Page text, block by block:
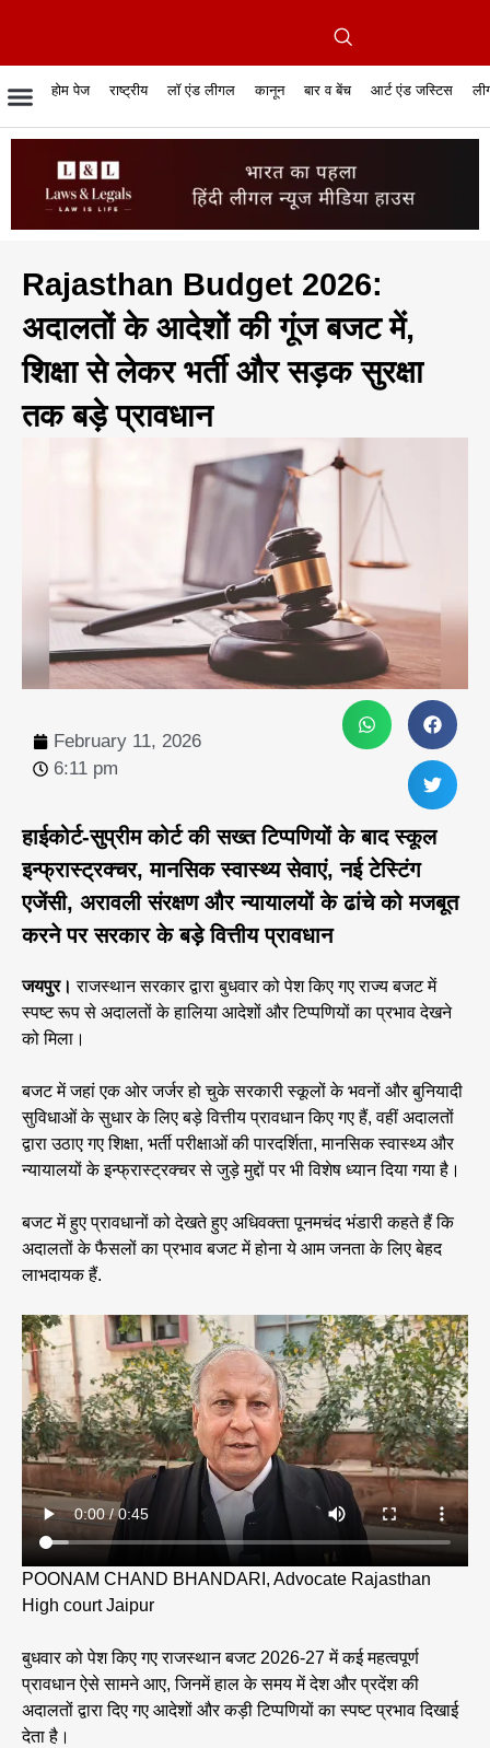
होम पेज राष्ट्रीय
रिपोर्टेबल जजमेंट सुप्रीम कोर्ट हाईकोर्ट
लॉ एंड लीगल
रिसर्च एनालाईसिस एंड लॉ केस स्टेटस
कानून
व्यापार में कानून फिल्में और कानून
बार व बेंच
बार एसोसिएशन बार
आर्ट एंड जस्टिस
जस्टिस एंड जस्टिस
Rajasthan Budget 2026:
अदालतों के आदेशों की गूंज बजट में,
शिक्षा से लेकर भर्ती और सड़क सुरक्षा
तक बड़े प्रावधान
February 11, 2026
6:11 pm
हाईकोर्ट-सुप्रीम कोर्ट की सख्त टिप्पणियों के बाद स्कूल
इन्फ्रास्ट्रक्चर, मानसिक स्वास्थ्य सेवाएं, नई टेस्टिंग
एजेंसी, अरावली संरक्षण और न्यायालयों के ढांचे को मजबूत
करने पर सरकार के बड़े वित्तीय प्रावधान
जयपुर।राजस्थान सरकार द्वारा बुधवार को पेश किए गए राज्य बजट में
स्पष्ट रूप से अदालतों के हालिया आदेशों और टिप्पणियों का प्रभाव देखने
को मिला।
बजट में जहां एक ओर जर्जर हो चुके सरकारी स्कूलों के भवनों और बुनियादी
सुविधाओं के सुधार के लिए बड़े वित्तीय प्रावधान किए गए हैं, वहीं अदालतों
द्वारा उठाए गए शिक्षा, भर्ती परीक्षाओं की पारदर्शिता, मानसिक स्वास्थ्य और
न्यायालयों के इन्फ्रास्ट्रक्चर से जुड़े मुद्दों पर भी विशेष ध्यान दिया गया है।
बजट में हुए प्रावधानों को देखते हुए अधिवक्ता पूनमचंद भंडारी कहते हैं कि
अदालतों के फैसलों का प्रभाव बजट में होना ये आम जनता के लिए बेहद
लाभदायक हैं.
POONAM CHAND BHANDARI, Advocate Rajasthan
High court Jaipur
बुधवार को पेश किए गए राजस्थान बजट 2026-27 में कई महत्वपूर्ण
प्रावधान ऐसे सामने आए, जिनमें हाल के समय में देश और प्रदेंश की
अदालतों द्वारा दिए गए आदेशों और कड़ी टिप्पणियों का स्पष्ट प्रभाव दिखाई
देता है।